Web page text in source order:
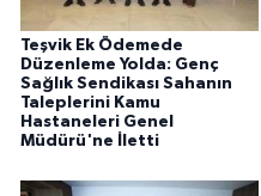
Teşvik Ek Ödemede
Düzenleme Yolda: Genç
Sağlık Sendikası Sahanın
Taleplerini Kamu
Hastaneleri Genel
Müdürü'ne İletti